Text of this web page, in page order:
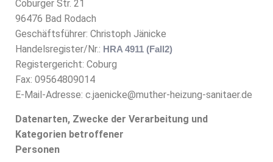
Coburger Str. 21
96476 Bad Rodach
Geschäftsführer: Christoph Jänicke
Handelsregister/Nr.: HRA 4911 (Fall2)
Registergericht: Coburg
Fax: 09564809014
E-Mail-Adresse: c.jaenicke@muther-heizung-sanitaer.de
Datenarten, Zwecke der Verarbeitung und
Kategorien betroffener
Personen